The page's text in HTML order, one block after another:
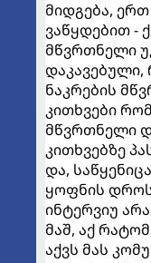
მიდგება,
ვაწყდებით -
მწვრთნელი
დაკავებული,
ნაკრების
კითხვები
მწვრთნელი
კითხვებზე
და,
ყოფნის
ინტერვიუ
მაშ, აქ
აქვს მას